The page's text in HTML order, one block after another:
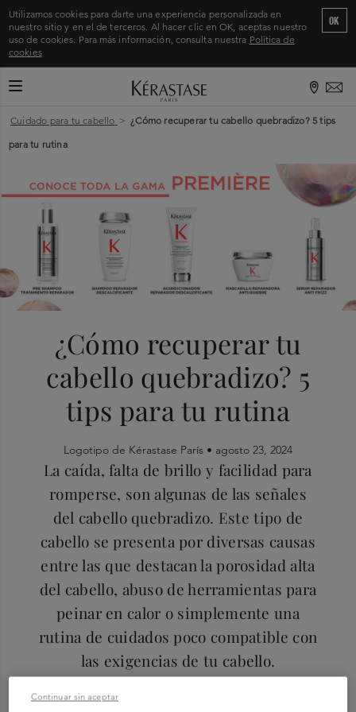
Utilizamos cookies para darte una experiencia personalizada en
nuestro sitio y en el de terceros. Al hacer clic en OK, aceptas nuestro
uso de cookies. Para más información, consulta nuestra Política de
cookies
OK
CAMBIAR MODO DE NAVEGACIÓN
Cuidado para tu cabello > ¿Cómo recuperar tu cabello quebradizo? 5 tips
para tu rutina
¿Cómo recuperar tu
cabello quebradizo? 5
tips para tu rutina
Logotipo de Kérastase París • agosto 23, 2024
La caída, falta de brillo y facilidad para
romperse, son algunas de las señales
del cabello quebradizo. Este tipo de
cabello se presenta por diversas causas
entre las que destacan la porosidad alta
del cabello, abuso de herramientas para
peinar en calor o simplemente una
rutina de cuidados poco compatible con
las exigencias de tu cabello.
Continuar sin aceptar